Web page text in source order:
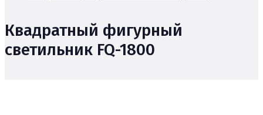
Квадратный фигурный
светильник FQ-1800